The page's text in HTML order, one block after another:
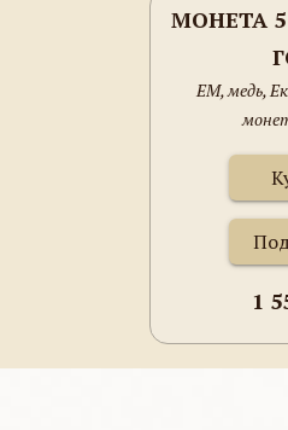
МОНЕТА 5
ЕМ, медь,
1